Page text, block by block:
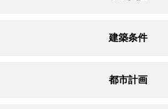
建築条件
都市計画